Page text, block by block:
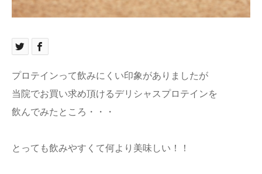
プロテインって飲みにくい印象がありましたが
当院でお買い求め頂けるデリシャスプロテインを
飲んでみたところ・・・
とっても飲みやすくて何より美味しい！！
お問い合わせ